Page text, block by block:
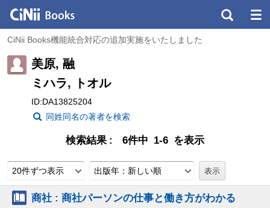
CiNii Books機能統合対応の追加実施をいたしました
美原, 融
ミハラ, トオル
ID:DA13825204
同姓同名の著者を検索
検索結果 6件中 1-6 を表示
20件ずつ表示 出版年：新しい順
商社 : 商社パーソンの仕事と働き方がわかる